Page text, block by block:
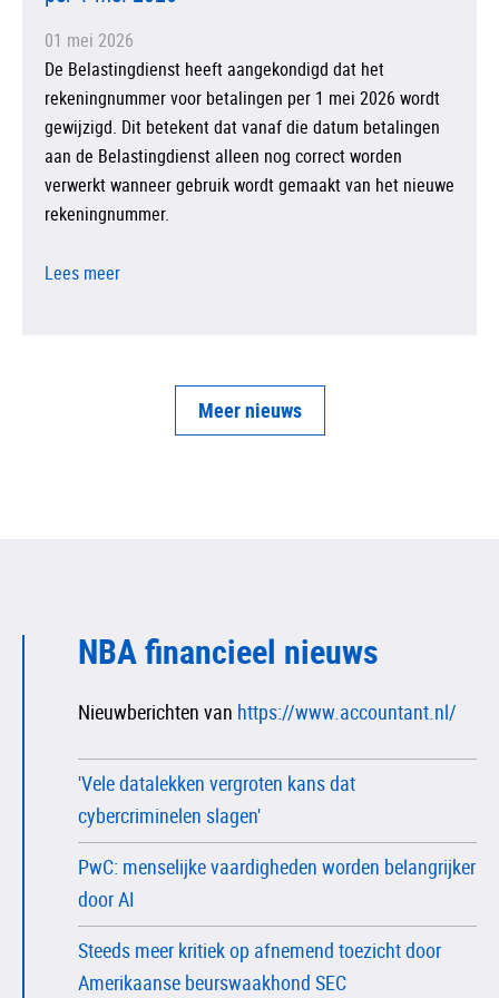
01 mei 2026
De Belastingdienst heeft aangekondigd dat het
rekeningnummer voor betalingen per 1 mei 2026 wordt
gewijzigd. Dit betekent dat vanaf die datum betalingen
aan de Belastingdienst alleen nog correct worden
verwerkt wanneer gebruik wordt gemaakt van het nieuwe
rekeningnummer.
Lees meer
Meer nieuws
NBA financieel nieuws
Nieuwberichten van https://www.accountant.nl/
'Vele datalekken vergroten kans dat
cybercriminelen slagen'
PwC: menselijke vaardigheden worden belangrijker
door AI
Steeds meer kritiek op afnemend toezicht door
Amerikaanse beurswaakhond SEC